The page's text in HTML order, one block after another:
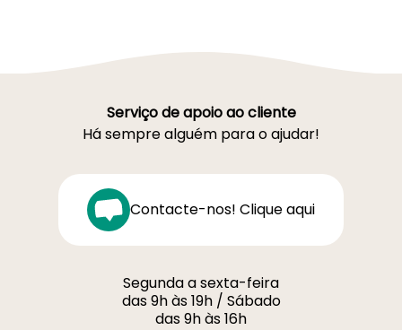
Serviço de apoio ao cliente
Há sempre alguém para o ajudar!
Contacte-nos! Clique aqui
Segunda a sexta-feira
das 9h às 19h / Sábado
das 9h às 16h